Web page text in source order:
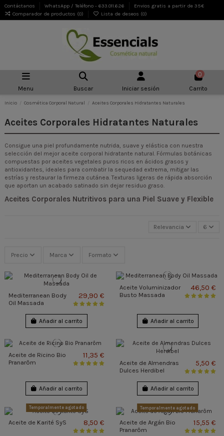
Contáctanos WhatsApp / Teléfono - 633.011.626
Envios gratis a partir de 35€
Comparador de productos (0) Lista de deseos (0)
Menu Buscar Iniciar sesión
0
Carrito
Inicio Cosmética Corporal Natural Aceites Corporales Hidratantes Naturales
Aceites Corporales Hidratantes Naturales
Consigue una piel profundamente nutrida, suave y elástica con nuestra
selección del mejor aceite corporal hidratante natural. Fórmulas botánicas
compuestas por aceites vegetales puros ricos en ácidos grasos y
antioxidantes, ideales para combatir la sequedad extrema, mitigar las
estrías y restaurar la firmeza cutánea. Texturas ligeras de rápida absorción
que aportan un acabado satinado sin dejar residuo graso.
Aceites Corporales Nutritivos para una Piel Suave y Flexible
Relevancia 6
Precio Marca Formato
Mediterranean Body
Oil Massada
29,90 €
Añadir al carrito
Aceite Voluminizador
Busto Massada
46,50 €
Añadir al carrito
Aceite de Ricino Bio
Pranarôm
11,35 €
Añadir al carrito
Aceite de Almendras
Dulces Herdibel
5,50 €
Añadir al carrito
Temporalmente agotado
Aceite de Karité SyS 8,50 €
Temporalmente agotado
Aceite de Argán Bio
Pranarôm
15,55 €